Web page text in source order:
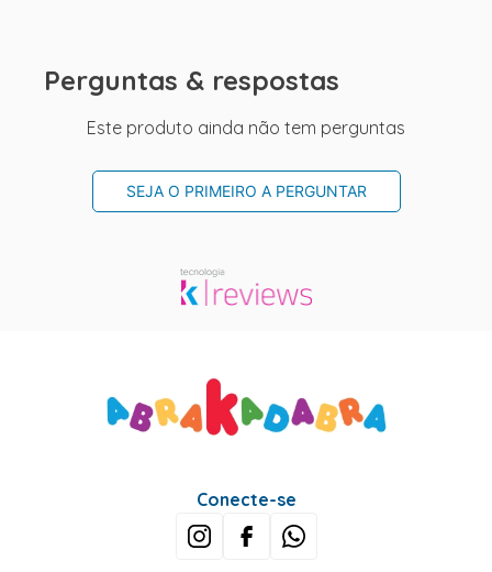
Perguntas & respostas
Este produto ainda não tem perguntas
SEJA O PRIMEIRO A PERGUNTAR
Conecte-se